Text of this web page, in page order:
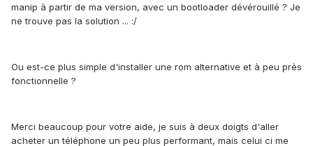
manip à partir de ma version, avec un bootloader dévérouillé ? Je
ne trouve pas la solution ... :/
Ou est-ce plus simple d'installer une rom alternative et à peu près
fonctionnelle ?
Merci beaucoup pour votre aide, je suis à deux doigts d'aller
acheter un téléphone un peu plus performant, mais celui ci me